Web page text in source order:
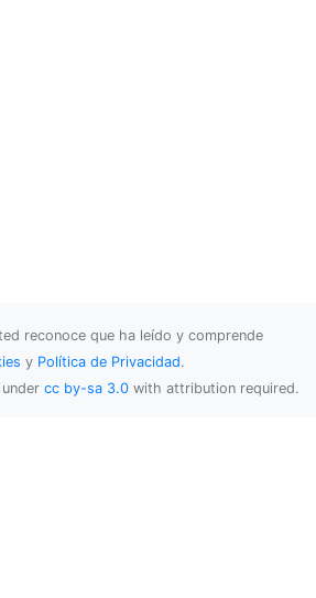
reconoce que ha leído y comprende
y Política de Privacidad.
cc by-sa 3.0 with attribution required.